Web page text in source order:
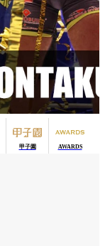
甲子園 AWARDS